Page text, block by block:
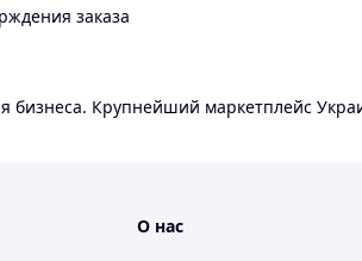
заказа
бизнеса. Крупнейший маркетплейс
О нас